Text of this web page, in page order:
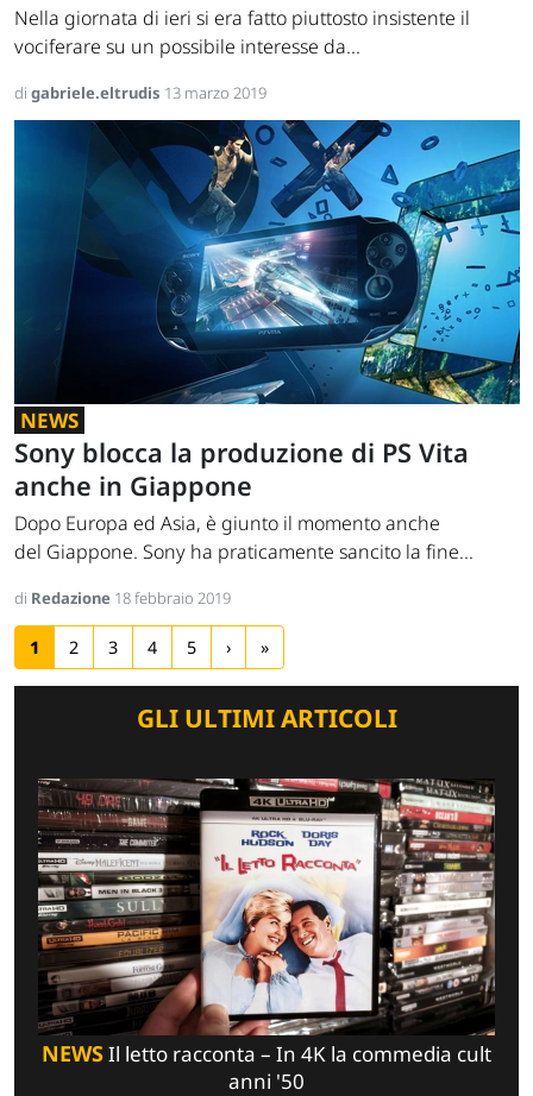
Nella giornata di ieri si era fatto piuttosto insistente il
vociferare su un possibile interesse da...
di gabriele.eltrudis 13 marzo 2019
NEWS
Sony blocca la produzione di PS Vita
anche in Giappone
Dopo Europa ed Asia, è giunto il momento anche
del Giappone. Sony ha praticamente sancito la fine...
di Redazione 18 febbraio 2019
1 2 3 4 5 › »
GLI ULTIMI ARTICOLI
NEWSIl letto racconta – In 4K la commedia cult
anni '50